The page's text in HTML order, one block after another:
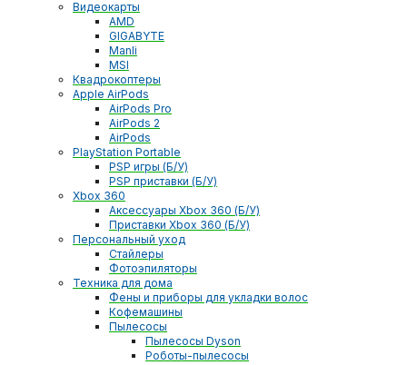
Видеокарты
AMD
GIGABYTE
Manli
MSI
Квадрокоптеры
Apple AirPods
AirPods Pro
AirPods 2
AirPods
PlayStation Portable
PSP игры (Б/У)
PSP приставки (Б/У)
Xbox 360
Аксессуары Xbox 360 (Б/У)
Приставки Xbox 360 (Б/У)
Персональный уход
Стайлеры
Фотоэпиляторы
Техника для дома
Фены и приборы для укладки волос
Кофемашины
Пылесосы
Пылесосы Dyson
Роботы-пылесосы